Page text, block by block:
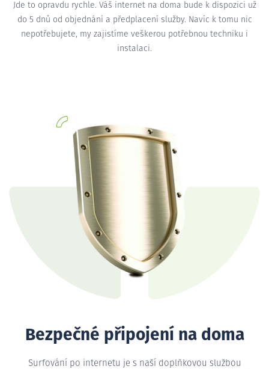
Jde to opravdu rychle. Váš internet na doma bude k dispozici už
do 5 dnů od objednání a předplacení služby. Navíc k tomu nic
nepotřebujete, my zajistíme veškerou potřebnou techniku i
instalaci.
Bezpečné připojení na doma
Surfování po internetu je s naší doplňkovou službou